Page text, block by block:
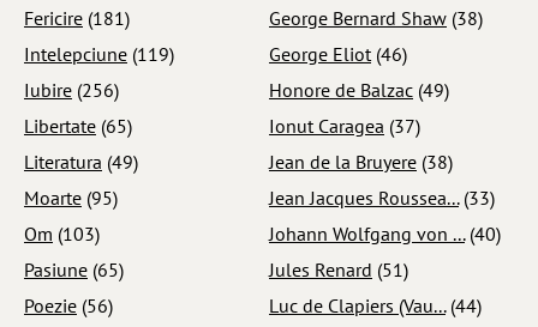
Fericire (181)
Intelepciune (119)
Iubire (256)
Libertate (65)
Literatura (49)
Moarte (95)
Om (103)
Pasiune (65)
Poezie (56)
George Bernard Shaw (38)
George Eliot (46)
Honore de Balzac (49)
Ionut Caragea (37)
Jean de la Bruyere (38)
Jean Jacques Roussea...(33)
Johann Wolfgang von ...(40)
Jules Renard (51)
Luc de Clapiers (Vau...(44)